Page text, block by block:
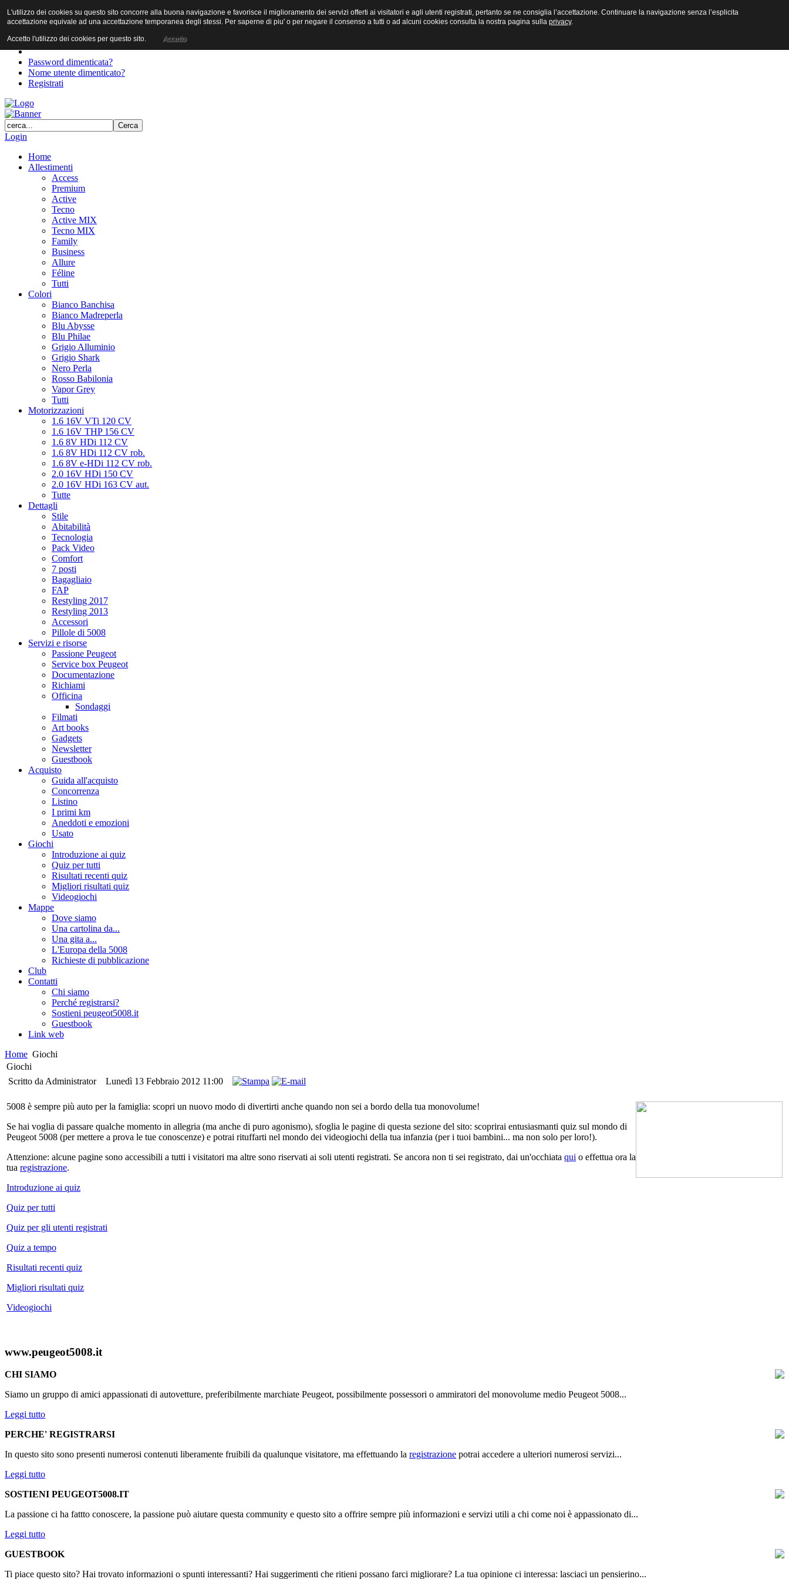
User
Password
Password dimenticata?
Nome utente dimenticato?
Registrati
Login
Home
Allestimenti
Access
Premium
Active
Tecno
Active MIX
Tecno MIX
Family
Business
Allure
Féline
Tutti
Colori
Bianco Banchisa
Bianco Madreperla
Blu Abysse
Blu Philae
Grigio Alluminio
Grigio Shark
Nero Perla
Rosso Babilonia
Vapor Grey
Tutti
Motorizzazioni
1.6 16V VTi 120 CV
1.6 16V THP 156 CV
1.6 8V HDi 112 CV
1.6 8V HDi 112 CV rob.
1.6 8V e-HDi 112 CV rob.
2.0 16V HDi 150 CV
2.0 16V HDi 163 CV aut.
Tutte
Dettagli
Stile
Abitabilità
Tecnologia
Pack Video
Comfort
7 posti
Bagagliaio
FAP
Restyling 2017
Restyling 2013
Accessori
Pillole di 5008
Servizi e risorse
Passione Peugeot
Service box Peugeot
Documentazione
Richiami
Officina
Sondaggi
Filmati
Art books
Gadgets
Newsletter
Guestbook
Acquisto
Guida all'acquisto
Concorrenza
Listino
I primi km
Aneddoti e emozioni
Usato
Giochi
Introduzione ai quiz
Quiz per tutti
Risultati recenti quiz
Migliori risultati quiz
Videogiochi
Mappe
Dove siamo
Una cartolina da...
Una gita a...
L'Europa della 5008
Richieste di pubblicazione
Club
Contatti
Chi siamo
Perché registrarsi?
Sostieni peugeot5008.it
Guestbook
Link web
Home Giochi
Giochi
Scritto da Administrator
Lunedì 13 Febbraio 2012 11:00
5008 è sempre più auto per la famiglia: scopri un nuovo modo di divertirti anche quando non sei a bordo della tua monovolume!
Se hai voglia di passare qualche momento in allegria (ma anche di puro agonismo), sfoglia le pagine di questa sezione del sito: scoprirai entusiasmanti quiz sul mondo di
Peugeot 5008 (per mettere a prova le tue conoscenze) e potrai rituffarti nel mondo dei videogiochi della tua infanzia (per i tuoi bambini... ma non solo per loro!).
Attenzione: alcune pagine sono accessibili a tutti i visitatori ma altre sono riservati ai soli utenti registrati. Se ancora non ti sei registrato, dai un'occhiata qui o effettua ora la
tua registrazione.
Introduzione ai quiz
Quiz per tutti
Quiz per gli utenti registrati
Quiz a tempo
Risultati recenti quiz
Migliori risultati quiz
Videogiochi
www.peugeot5008.it
CHI SIAMO
Siamo un gruppo di amici appassionati di autovetture, preferibilmente marchiate Peugeot, possibilmente possessori o ammiratori del monovolume medio Peugeot 5008...
Leggi tutto
PERCHE' REGISTRARSI
In questo sito sono presenti numerosi contenuti liberamente fruibili da qualunque visitatore, ma effettuando la registrazione potrai accedere a ulteriori numerosi servizi...
Leggi tutto
SOSTIENI PEUGEOT5008.IT
La passione ci ha fattto conoscere, la passione può aiutare questa community e questo sito a offrire sempre più informazioni e servizi utili a chi come noi è appassionato di...
Leggi tutto
GUESTBOOK
Ti piace questo sito? Hai trovato informazioni o spunti interessanti? Hai suggerimenti che ritieni possano farci migliorare? La tua opinione ci interessa: lasciaci un pensierino...
L'utilizzo dei cookies su questo sito concorre alla buona navigazione e favorisce il miglioramento dei servizi offerti ai visitatori e agli utenti registrati, pertanto se ne consiglia l’accettazione. Continuare la navigazione senza l’esplicita
accettazione equivale ad una accettazione temporanea degli stessi. Per saperne di piu' o per negare il consenso a tutti o ad alcuni cookies consulta la nostra pagina sulla privacy.
Accetto l'utilizzo dei cookies per questo sito. Accetto